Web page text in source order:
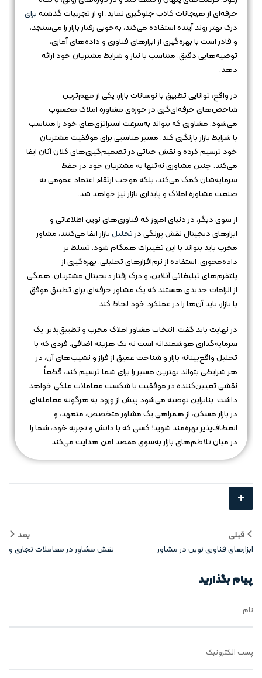
حرفه‌ای از هیجانات کاذب جلوگیری نماید. او از تجربیات گذشتهبرای
درک بهتر روند آینده استفاده می‌کند، به‌خوبی رفتار بازار را می‌سنجد،
و قادر است با بهره‌گیری از ابزارهای فناوری و داده‌های آماری،
توصیه‌هایی دقیق، متناسب با نیاز و شرایط مشتریان خود ارائه
دهد.
در واقع، توانایی تطبیق با نوسانات بازار، یکی از مهم‌ترین
شاخص‌های حرفه‌ای‌گری در حوزه‌ی مشاوره املاک محسوب
می‌شود. مشاوری که بتواند به‌سرعت استراتژی‌های خود را متناسب
با شرایط بازار بازنگری کند، مسیر مناسبی برای موفقیت مشتریان
خود ترسیم کرده و نقش حیاتی در تصمیم‌گیری‌های کلان آنان ایفا
می‌کند. چنین مشاوری نه‌تنها به مشتریان خود در حفظ
سرمایه‌شان کمک می‌کند، بلکه موجب ارتقاء اعتماد عمومی به
صنعت مشاوره املاک و پایداری بازار نیز خواهد شد.
از سوی دیگر، در دنیای امروز که فناوری‌های نوین اطلاعاتی و
ابزارهای دیجیتال نقش پررنگی درتحلیلبازار ایفا می‌کنند، مشاور
مجرب باید بتواند با این تغییرات همگام شود. تسلط بر
داده‌محوری، استفاده از نرم‌افزارهای تحلیلی، بهره‌گیری از
پلتفرم‌های تبلیغاتی آنلاین، و درک رفتار دیجیتال مشتریان، همگی
از الزامات جدیدی هستند که یک مشاور حرفه‌ای برای تطبیق موفق
با بازار، باید آن‌ها را در عملکرد خود لحاظ کند.
در نهایت باید گفت، انتخاب مشاور املاک مجرب و تطبیق‌پذیر، یک
سرمایه‌گذاری هوشمندانه است نه یک هزینه اضافی. فردی که با
تحلیل واقع‌بینانه بازار و شناخت عمیق از فراز و نشیب‌های آن، در
هر شرایطی بتواند بهترین مسیر را برای شما ترسیم کند، قطعاً
نقشی تعیین‌کننده در موفقیت یا شکست معاملات ملکی خواهد
داشت. بنابراین توصیه می‌شود پیش از ورود به هرگونه معامله‌ای
در بازار مسکن، از همراهی یک مشاور متخصص، متعهد، و
انعطاف‌پذیر بهره‌مند شوید؛ کسی که با دانش و تجربه خود، شما را
در میان تلاطم‌های بازار به‌سوی مقصد امن هدایت می‌کند
+
قبلی
ابزارهای فناوری نوین در مشاور
املاک
بعد
نقش مشاور در معاملات تجاری و
مسکونی
پیام بگذارید
نام
پست الکترونیک